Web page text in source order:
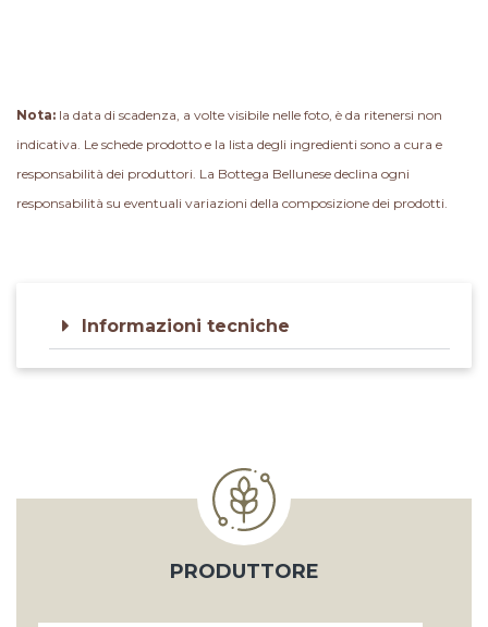
Nota: la data di scadenza, a volte visibile nelle foto, è da ritenersi non
indicativa. Le schede prodotto e la lista degli ingredienti sono a cura e
responsabilità dei produttori. La Bottega Bellunese declina ogni
responsabilità su eventuali variazioni della composizione dei prodotti.
Informazioni tecniche
PRODUTTORE